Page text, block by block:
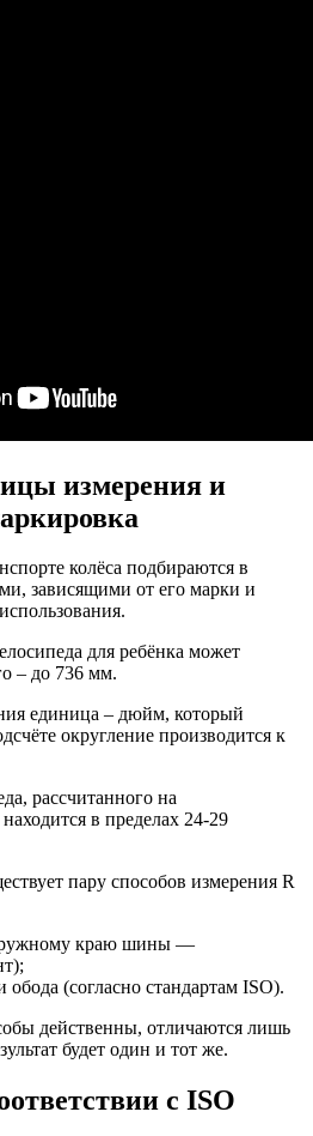
измерения и
колёса подбираются в
зависящими от его марки и
для ребёнка может
– до 736 мм.
единица – дюйм, который
округление производится к
рассчитанного на
в пределах 24-29
пару способов измерения R
краю шины —
обода (согласно стандартам ISO).
действенны, отличаются лишь
будет один и тот же.
с ISO